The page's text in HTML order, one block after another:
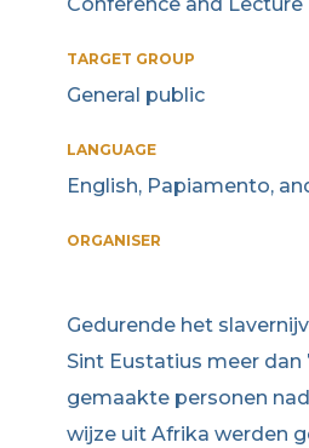
TARGET GROUP
General public
LANGUAGE
English, Papiamento,
ORGANISER
Gedurende het
Sint Eustatius meer
gemaakte personen
wijze uit Afrika werden